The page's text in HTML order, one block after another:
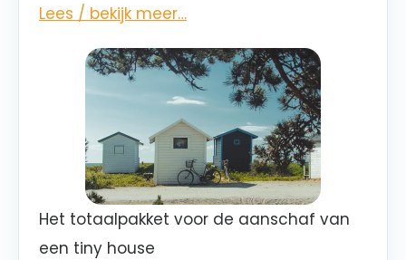
Lees / bekijk meer…
Het totaalpakket voor de aanschaf van
een tiny house